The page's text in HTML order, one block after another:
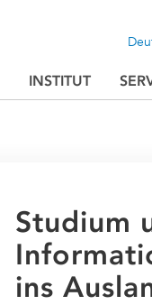
INSTITUT
Studium
ins